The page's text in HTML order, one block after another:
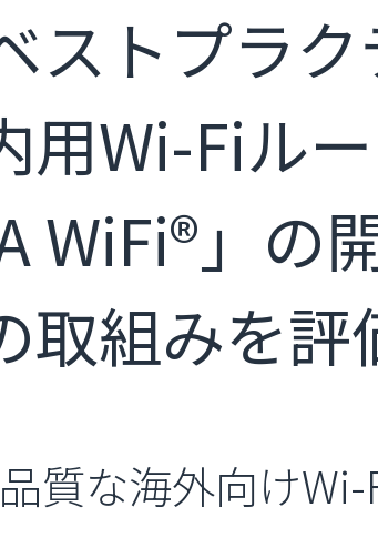
ストプラ
用Wi-Fiル
WiFi®」
取組みを評
質な海外向け